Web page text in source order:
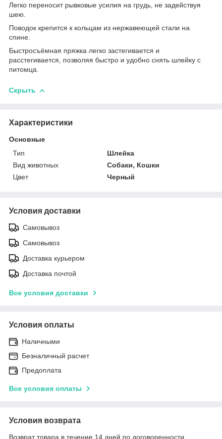
Легко переносит рывковые усилия на грудь, не задействуя
шею.
Поводок крепится к кольцам из нержавеющей стали на
спине.
Быстросъёмная пряжка легко застегивается и
расстегивается, позволяя быстро и удобно снять шлейку с
питомца.
Скрыть
Характеристики
Основные
Тип
Шлейка
Вид животных
Собаки, Кошки
Цвет
Черный
Условия доставки
Самовывоз
Самовывоз
Доставка курьером
Доставка почтой
Все условия доставки
Условия оплаты
Наличными
Безналичный расчет
Предоплата
Все условия оплаты
Условия возврата
Возврат товара в течение 14 дней по договоренности